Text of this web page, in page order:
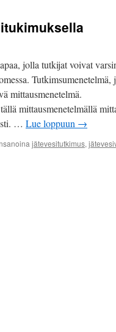
jolla tutkijat voivat
Tutkimsumenetelmä,
mittausmenetelmä.
mittausmenetelmällä
… Lue loppuun →
jätevesitutkimus,